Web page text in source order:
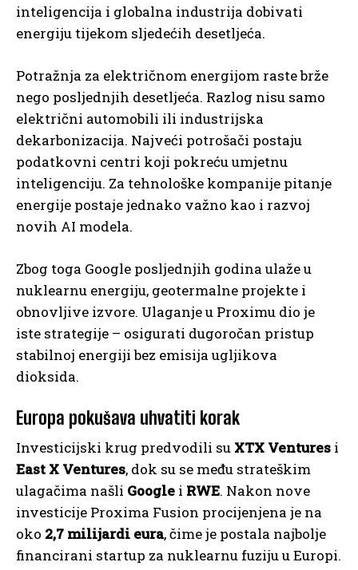
inteligencija i globalna industrija dobivati
energiju tijekom sljedećih desetljeća.
Potražnja za električnom energijom raste brže
nego posljednjih desetljeća. Razlog nisu samo
električni automobili ili industrijska
dekarbonizacija. Najveći potrošači postaju
podatkovni centri koji pokreću umjetnu
inteligenciju. Za tehnološke kompanije pitanje
energije postaje jednako važno kao i razvoj
novih AI modela.
Zbog toga Google posljednjih godina ulaže u
nuklearnu energiju, geotermalne projekte i
obnovljive izvore. Ulaganje u Proximu dio je
iste strategije – osigurati dugoročan pristup
stabilnoj energiji bez emisija ugljikova
dioksida.
Europa pokušava uhvatiti korak
Investicijski krug predvodili su XTX Ventures i
East X Ventures, dok su se među strateškim
ulagačima našli Google i RWE. Nakon nove
investicije Proxima Fusion procijenjena je na
oko 2,7 milijardi eura, čime je postala najbolje
financirani startup za nuklearnu fuziju u Europi.